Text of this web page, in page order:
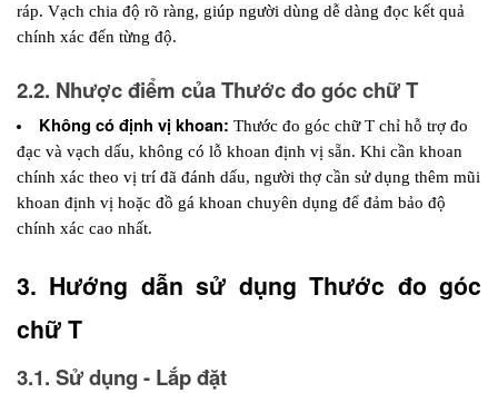
ráp. Vạch chia độ rõ ràng, giúp người dùng dễ dàng đọc kết quả
chính xác đến từng độ.
2.2. Nhược điểm của Thước đo góc chữ T
Không có định vị khoan: Thước đo góc chữ T chỉ hỗ trợ đo
đạc và vạch dấu, không có lỗ khoan định vị sẵn. Khi cần khoan
chính xác theo vị trí đã đánh dấu, người thợ cần sử dụng thêm mũi
khoan định vị hoặc đồ gá khoan chuyên dụng để đảm bảo độ
chính xác cao nhất.
3. Hướng dẫn sử dụng Thước đo góc
chữ T
3.1. Sử dụng - Lắp đặt